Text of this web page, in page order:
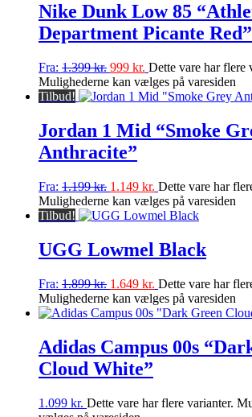
Nike Dunk Low 85
Department Picante Red”
Fra: 1.399kr. 999 kr. Dette vare har flere
Mulighederne kan vælges på varesiden
Tilbud!
Jordan 1 Mid “Smoke
Anthracite”
Fra: 1.199kr. 1.149 kr. Dette vare har
Mulighederne kan vælges på varesiden
Tilbud!
UGG Lowmel Black
Fra: 1.899kr. 1.649 kr. Dette vare har
Mulighederne kan vælges på varesiden
Adidas Campus 00s
Cloud White”
1.099 kr. Dette vare har flere varianter.